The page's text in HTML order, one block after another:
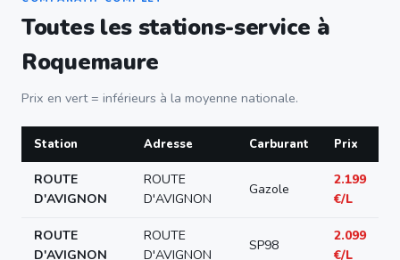
Toutes les stations-service à
Roquemaure
Prix en vert = inférieurs à la moyenne nationale.
Station Adresse Carburant Prix
ROUTE
D'AVIGNON
ROUTE
D'AVIGNON
Gazole
2.199
€/L
ROUTE
D'AVIGNON
ROUTE
D'AVIGNON
SP98
2.099
€/L